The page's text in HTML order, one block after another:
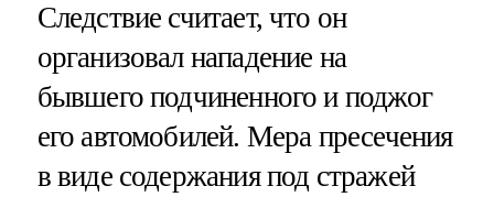
Следствие считает, что он
организовал нападение на
бывшего подчиненного и поджог
его автомобилей. Мера пресечения
в виде содержания под стражей